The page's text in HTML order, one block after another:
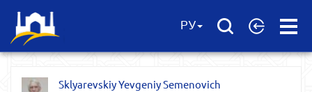
Open
РУ
Sklyarevskiy Yevgeniy Semenovich